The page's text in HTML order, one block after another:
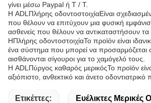
γίνει μέσω Paypal ή T / T.
Η ADL Πλήρης οδοντοστοιχίαΕίναι
που θέλουν να επιτύχουν μια φυσική
ασθενείς που θέλουν να αντικαταστήσουν
ΗΠλήρης οδοντοστοιχίαΤο προϊόν είναι
ένα σύστημα που μπορεί να προσαρμόζεται
αισθάνονται σίγουροι για το χαμόγελό τους.
Η ADL Πύργος καθαρός μερικόςΤο προϊόν
αξιόπιστο, ανθεκτικό και άνετο οδοντιατρικό
Ετικέττες: Ευέλικτες Μερικές